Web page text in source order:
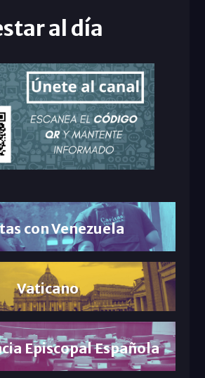
al día
con Venezuela
Vaticano
Episcopal Española